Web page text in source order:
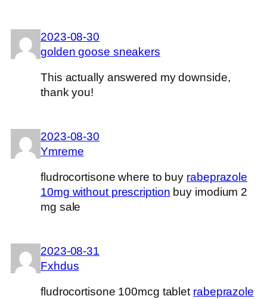
2023-08-30
golden goose sneakers
This actually answered my downside,
thank you!
2023-08-30
Ymreme
fludrocortisone where to buy rabeprazole
10mg without prescription buy imodium 2
mg sale
2023-08-31
Fxhdus
fludrocortisone 100mcg tablet rabeprazole